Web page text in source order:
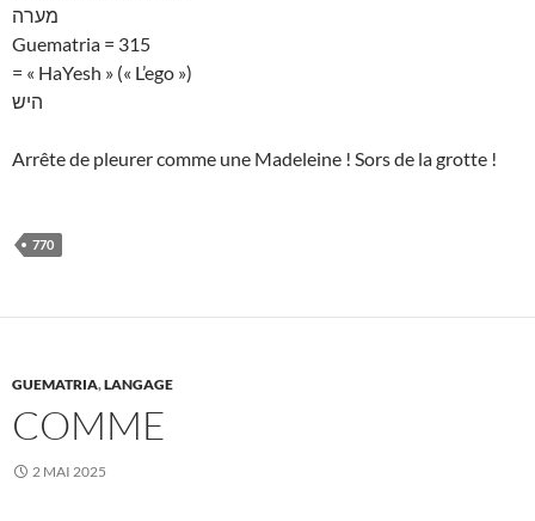
מערה
Guematria = 315
= « HaYesh » (« L’ego »)
היש
Arrête de pleurer comme une Madeleine ! Sors de la grotte !
770
GUEMATRIA,LANGAGE
COMME
2 MAI 2025